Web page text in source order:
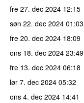
fre 27. dec 2024 12:15
søn 22. dec 2024 01:03
fre 20. dec 2024 18:09
ons 18. dec 2024 23:49
fre 13. dec 2024 06:18
lør 7. dec 2024 05:32
ons 4. dec 2024 14:41